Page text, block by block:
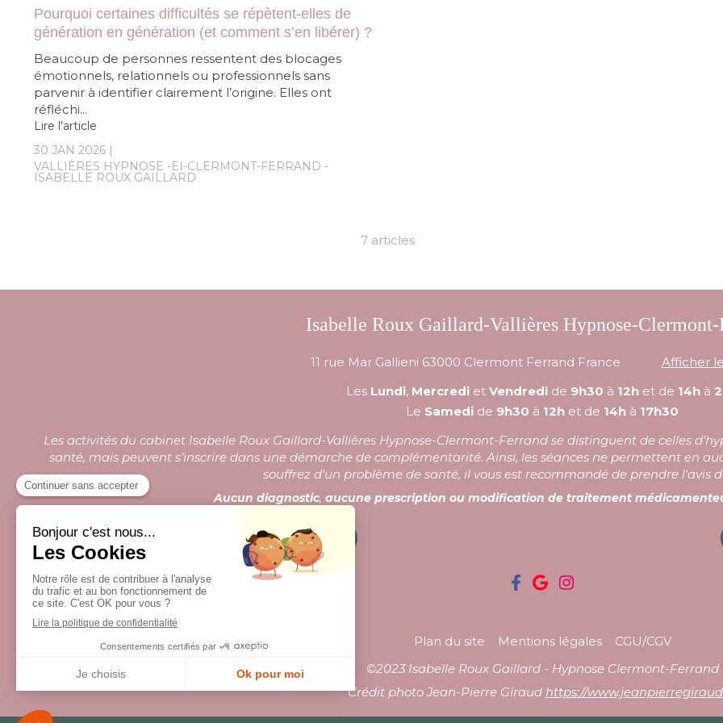
Pourquoi certaines difficultés se répètent-elles de
génération en génération (et comment s’en libérer) ?
Beaucoup de personnes ressentent des blocages
émotionnels, relationnels ou professionnels sans
parvenir à identifier clairement l’origine. Elles ont
réfléchi...
Lire l'article
30 JAN 2026
VALLIÈRES HYPNOSE -EI-CLERMONT-FERRAND -
ISABELLE ROUX GAILLARD
7 articles
Isabelle Roux Gaillard-Vallières Hypnose-Clermont-
11 rue Mar Gallieni 63000 Clermont Ferrand France
Afficher
Les Lundi, Mercrediet Vendredide 9h30 à 12het de 14hà
Le Samedi de 9h30 à 12h et de 14h à 17h30
Les activités du cabinet Isabelle Roux Gaillard-Vallières Hypnose-Clermont-Ferrand se distinguent de celles
santé, mais peuvent s’inscrire dans une démarche de complémentarité. Ainsi, les séances ne permettent en
souffrez d'un problème de santé, il vous est recommandé de prendre l'avis
Aucun diagnostic, aucune prescription ou modification de traitement
Prendre rendez-vous
Plan du site Mentions légales
CGU/CGV
©2023 Isabelle Roux Gaillard - Hypnose Clermont-Ferrand
Crédit photo Jean-Pierre Giraud https://